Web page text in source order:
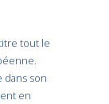
tout le
son
en